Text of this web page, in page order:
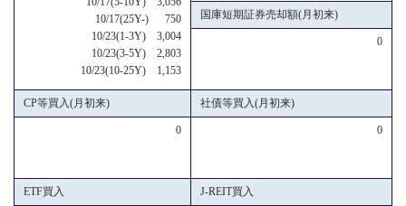
10/17(25Y-) 750
10/23(1-3Y) 3,004
10/23(3-5Y) 2,803
10/23(10-25Y) 1,153
国庫短期証券売却額(月初来)
0
CP等買入(月初来) 社債等買入(月初来)
0 0
ETF買入 J-REIT買入